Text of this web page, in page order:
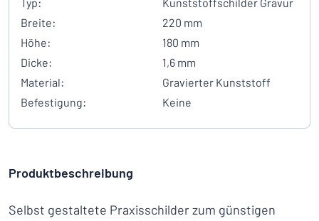
Breite:
220 mm
Höhe:
180 mm
Dicke:
1,6 mm
Material:
Gravierter Kunststoff
Befestigung:
Keine
Produktbeschreibung
Selbst gestaltete Praxisschilder zum günstigen